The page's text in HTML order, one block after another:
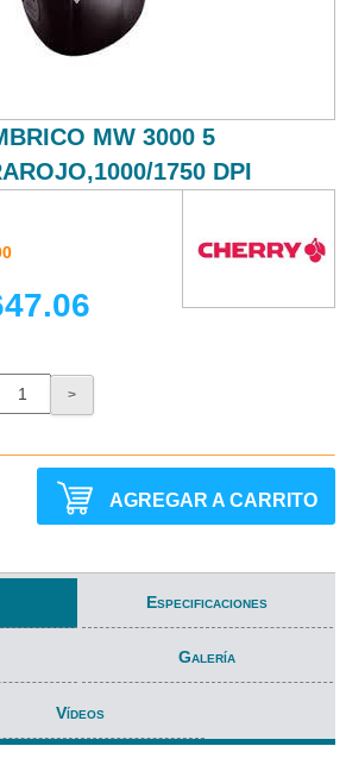
MW 3000 5
1750 DPI
>
AGREGAR A CARRITO
Especificaciones
Galería
Vídeos